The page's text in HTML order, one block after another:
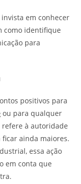
em conhecer
como identifique
para
positivos para
ou para qualquer
refere à autoridade
ainda maiores.
essa ação
em conta que